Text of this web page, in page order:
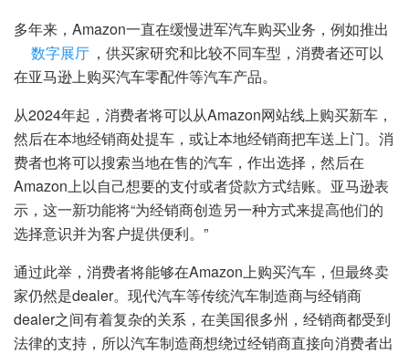
多年来，Amazon一直在缓慢进军汽车购买业务，例如推出
数字展厅 ，供买家研究和比较不同车型，消费者还可以
在亚马逊上购买汽车零配件等汽车产品。
从2024年起，消费者将可以从Amazon网站线上购买新车，
然后在本地经销商处提车，或让本地经销商把车送上门。消
费者也将可以搜索当地在售的汽车，作出选择，然后在
Amazon上以自己想要的支付或者贷款方式结账。亚马逊表
示，这一新功能将“为经销商创造另一种方式来提高他们的
选择意识并为客户提供便利。”
通过此举，消费者将能够在Amazon上购买汽车，但最终卖
家仍然是dealer。现代汽车等传统汽车制造商与经销商
dealer之间有着复杂的关系，在美国很多州，经销商都受到
法律的支持，所以汽车制造商想绕过经销商直接向消费者出